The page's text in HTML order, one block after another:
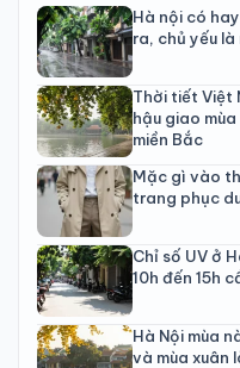
Hà nội có
ra, chủ yếu là
Thời tiết Việt
hậu giao
miền Bắc
Mặc gì vào
trang phục
Chỉ số UV ở
10h đến 15h
Hà Nội mùa
và mùa xuân